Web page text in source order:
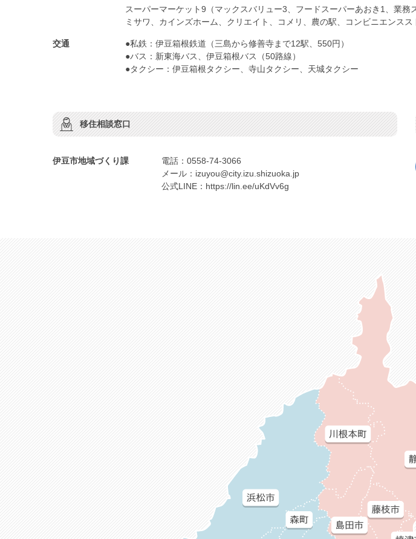
スーパーマーケット9（マックスバリュー3、フードスーパーあおき1、業
ミサワ、カインズホーム、クリエイト、コメリ、農の駅、コンビニエンス
交通
●私鉄：伊豆箱根鉄道（三島から修善寺まで12駅、550円）
●バス：新東海バス、伊豆箱根バス（50路線）
●タクシー：伊豆箱根タクシー、寺山タクシー、天城タクシー
移住相談窓口
伊豆市地域づくり課
電話：0558-74-3066
メール：izuyou@city.izu.shizuoka.jp
公式LINE：https://lin.ee/uKdVv6g